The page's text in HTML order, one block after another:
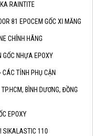
RAINTITE
81 EPOCEM GỐC XI MĂNG
CHÍNH HÃNG
GỐC NHỰA EPOXY
CÁC TỈNH PHỤ CẬN
BÌNH DƯƠNG, ĐỒNG
EPOXY
SIKALASTIC 110